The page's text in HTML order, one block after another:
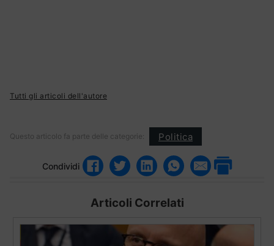
Tutti gli articoli dell'autore
Questo articolo fa parte delle categorie: Politica
Condividi
Articoli Correlati